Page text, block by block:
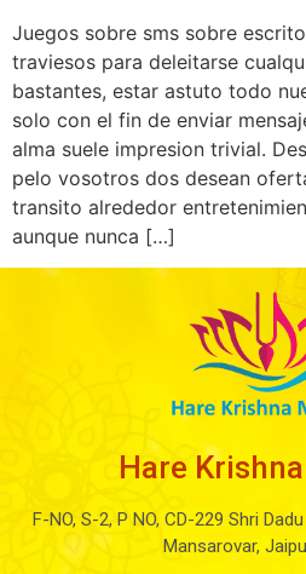
Juegos sobre sms sobre
traviesos para deleitarse
bastantes, estar astuto todo
solo con el fin de enviar
alma suele impresion trivial.
pelo vosotros dos desean
transito alrededor
aunque nunca […]
Hare
F-NO, S-2, P NO, CD-229 Shri
Mansarovar,